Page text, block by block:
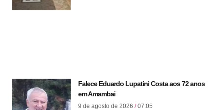
Falece Eduardo Lupatini Costa aos 72 anos
em Amambai
9 de agosto de 2026 07:05